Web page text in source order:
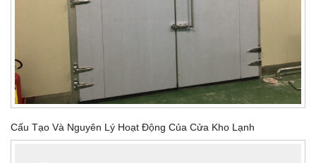
Cấu Tạo Và Nguyên Lý Hoạt Động Của Cửa Kho Lạnh